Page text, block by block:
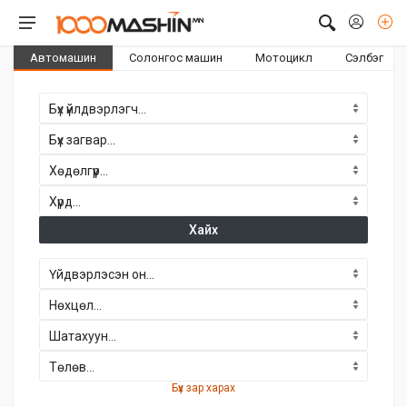
Автомашин Солонгос машин Мотоцикл Сэлбэг
Хайх
Бүх зар харах